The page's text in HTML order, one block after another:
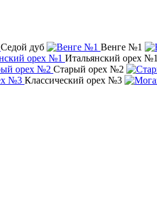
Седой дуб Венге №1
Итальянский орех №1
Старый орех №2
Классический орех №3